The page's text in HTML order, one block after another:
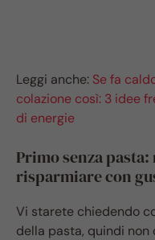
Leggi anche: Se fa
colazione così: 3 idee
di energie
Primo senza
risparmiare con
Vi starete chiedendo
della pasta, quindi